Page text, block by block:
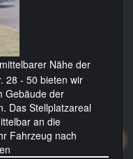
Nähe der
28 - 50 bieten wir
Gebäude der
Das Stellplatzareal
an die
Fahrzeug nach